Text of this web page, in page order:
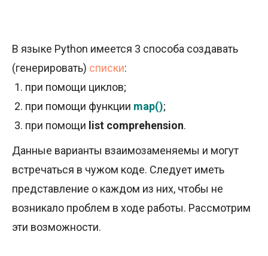
В языке Python имеется 3 способа создавать
(генерировать) списки:
при помощи циклов;
при помощи функции map();
при помощи list comprehension.
Данные варианты взаимозаменяемы и могут
встречаться в чужом коде. Следует иметь
представление о каждом из них, чтобы не
возникало проблем в ходе работы. Рассмотрим
эти возможности.